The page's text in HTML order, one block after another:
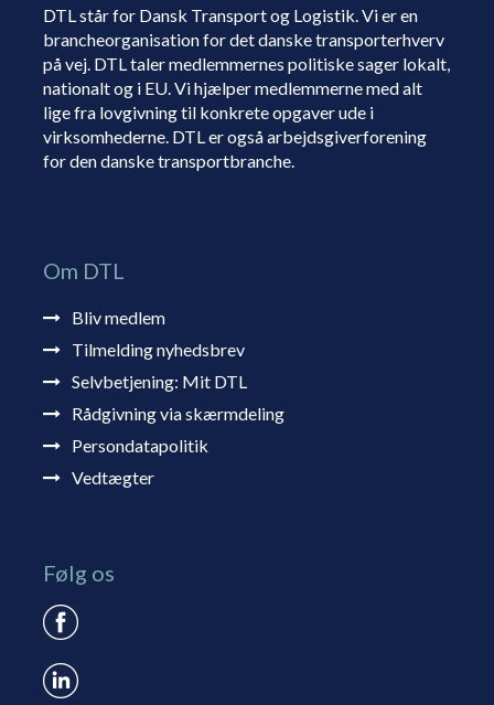
DTL står for Dansk Transport og Logistik. Vi er en
brancheorganisation for det danske transporterhverv
på vej. DTL taler medlemmernes politiske sager lokalt,
nationalt og i EU. Vi hjælper medlemmerne med alt
lige fra lovgivning til konkrete opgaver ude i
virksomhederne. DTL er også arbejdsgiverforening
for den danske transportbranche.
Om DTL
Bliv medlem
Tilmelding nyhedsbrev
Selvbetjening: Mit DTL
Rådgivning via skærmdeling
Persondatapolitik
Vedtægter
Følg os